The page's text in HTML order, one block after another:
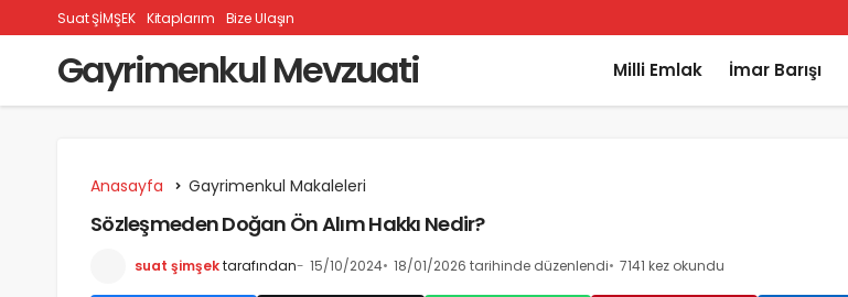
Suat ŞİMŞEK Kitaplarım Bize Ulaşın
Gayrimenkul Mevzuati Milli Emlak İmar Barışı
Anasayfa Gayrimenkul Makaleleri
Sözleşmeden Doğan Ön Alım Hakkı Nedir?
suat şimşektarafından 15/10/2024 18/01/2026 tarihinde düzenlendi 7141 kez okundu